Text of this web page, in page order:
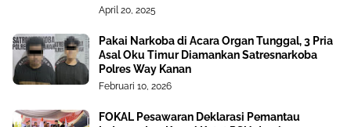
April 20, 2025
Pakai Narkoba di Acara Organ Tunggal, 3 Pria
Asal Oku Timur Diamankan Satresnarkoba
Polres Way Kanan
Februari 10, 2026
FOKAL Pesawaran Deklarasi Pemantau